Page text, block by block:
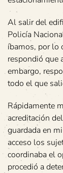
Al salir del
Policía
íbamos, por lo
respondió que
embargo,
todo el que
Rápidamente
acreditación
guardada en
acceso los
coordinaba el
procedió a